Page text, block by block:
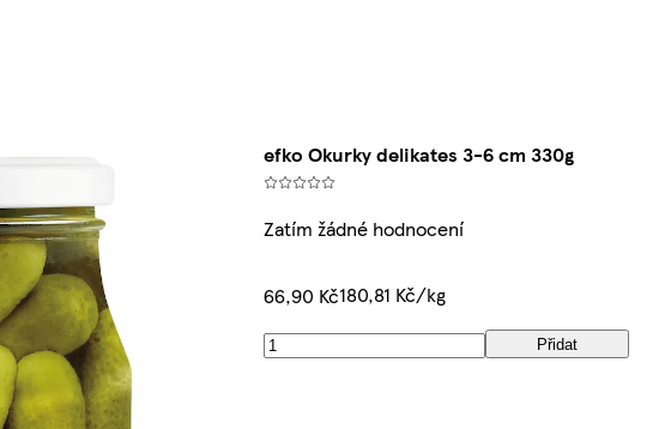
efko Okurky delikates 3-6 cm 330g
Zatím žádné hodnocení
66,90 Kč180,81 Kč/kg
Přidat